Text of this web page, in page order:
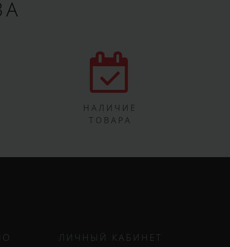
НАЛИЧИЕ
ТОВАРА
ЛИЧНЫЙ КАБИНЕТ